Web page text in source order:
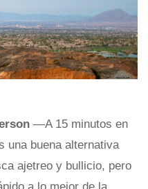
—A 15 minutos en
una buena alternativa
ajetreo y bullicio, pero